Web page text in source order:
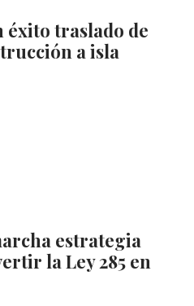
traslado de
a isla
estrategia
la Ley 285 en